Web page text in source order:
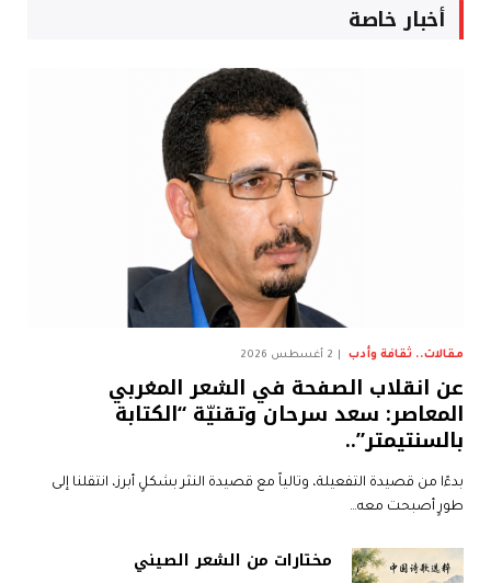
أخبار خاصة
مقالات.. ثقافة وأدب 2 أغسطس 2026
عن انقلاب الصفحة في الشعر المغربي
المعاصر: سعد سرحان وتقنيّة “الكتابة
بالسنتيمتر”..
بدءًا من قصيدة التفعيلة، وتالياً مع قصيدة النثر بشكلٍ أبرز، انتقلنا إلى
طورٍ أصبحت معه…
مختارات من الشعر الصيني